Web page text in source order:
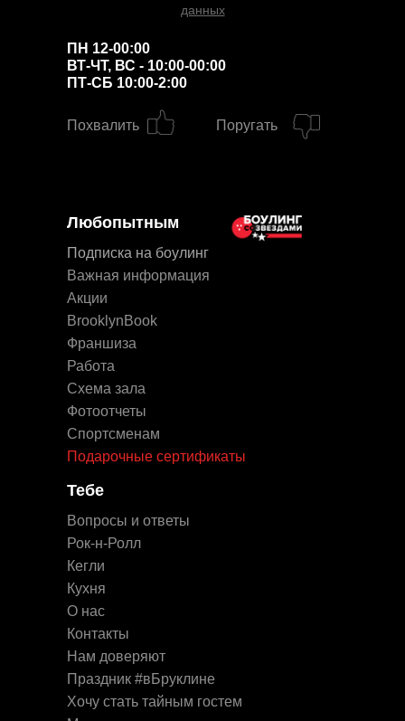
данных
Работа
Кегли
Спортсменам
Кухня
Фотоотчеты
Рок-н-Ролл
Схема зала
О нас
Важная информация
Похвалить Поругать
Праздник #вБруклине
Нам доверяют
Контакты
Подписка на боулинг
Франшиза
Подарочные сертификаты
Вопросы и ответы
Акции
Хочу стать тайным гостем
Любопытным
Тебе
BrooklynBook
ПН 12-00:00
ВТ-ЧТ, ВС - 10:00-00:00
ПТ-СБ 10:00-2:00